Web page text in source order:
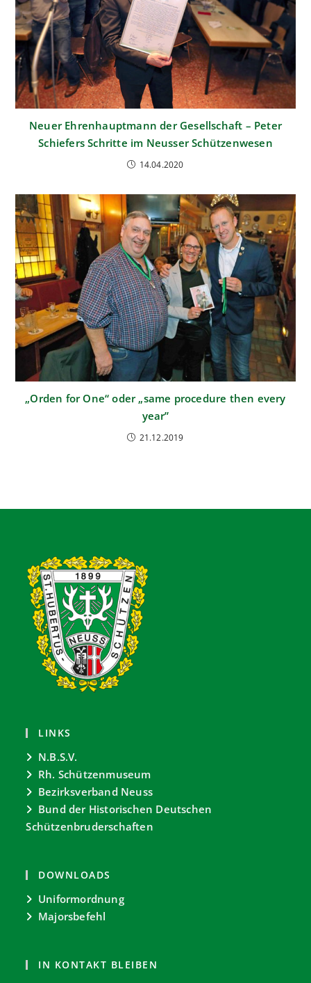
Neuer Ehrenhauptmann der Gesellschaft – Peter
Schiefers Schritte im Neusser Schützenwesen
14.04.2020
„Orden for One“ oder „same procedure then every
year”
21.12.2019
LINKS
N.B.S.V.
Rh. Schützenmuseum
Bezirksverband Neuss
Bund der Historischen Deutschen
Schützenbruderschaften
DOWNLOADS
Uniformordnung
Majorsbefehl
IN KONTAKT BLEIBEN